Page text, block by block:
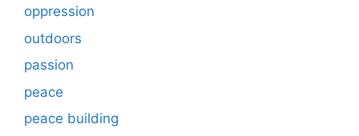
oppression
outdoors
passion
peace
peace building